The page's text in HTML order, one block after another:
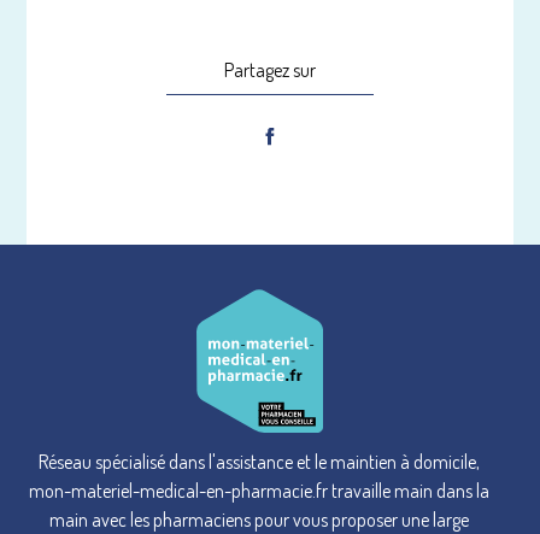
Partagez sur
Réseau spécialisé dans l'assistance et le maintien à domicile,
mon-materiel-medical-en-pharmacie.fr travaille main dans la
main avec les pharmaciens pour vous proposer une large